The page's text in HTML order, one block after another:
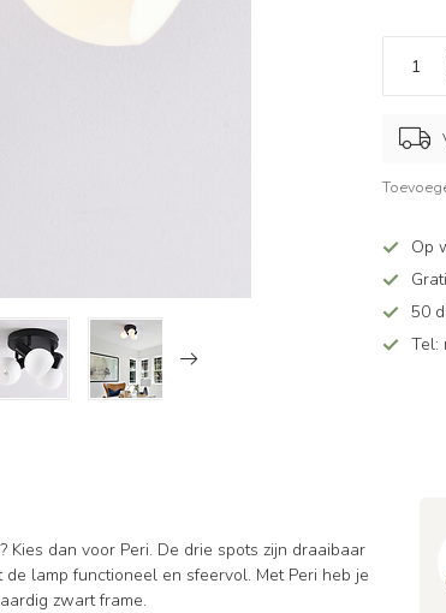
Op
50
Tel:
dan voor Peri. De drie spots zijn draaibaar
lamp functioneel en sfeervol. Met Peri heb je
zwart frame.